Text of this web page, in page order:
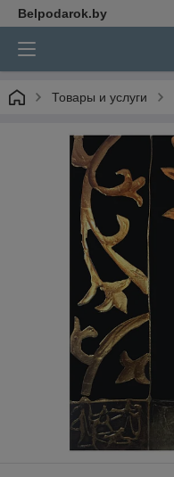
Belpodarok.by
Товары и услуги